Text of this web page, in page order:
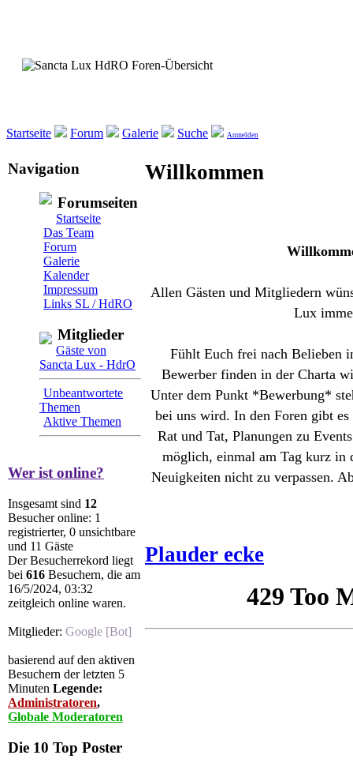
Startseite Forum Galerie Suche Anmelden
Navigation
Forumseiten
Startseite
Das Team
Forum
Galerie
Kalender
Impressum
Links SL / HdRO
Mitglieder
Gäste von
Sancta Lux - HdrO
Unbeantwortete
Themen
Aktive Themen
Wer ist online?
Insgesamt sind 12
Besucher online: 1
registrierter, 0 unsichtbare
und 11 Gäste
Der Besucherrekord liegt
bei 616 Besuchern, die am
16/5/2024, 03:32
zeitgleich online waren.
Mitglieder: Google [Bot]
basierend auf den aktiven
Besuchern der letzten 5
Minuten Legende:
Administratoren,
Globale Moderatoren
Die 10 Top Poster
Willkommen
Allen Gästen und Mitgliedern
Lux
Fühlt Euch frei nach Belieben
Bewerber finden in der Charta
Unter dem Punkt *Bewerbung*
bei uns wird. In den Foren gibt
Rat und Tat, Planungen zu
möglich, einmal am Tag kurz in
Neuigkeiten nicht zu verpassen.
Plauder ecke